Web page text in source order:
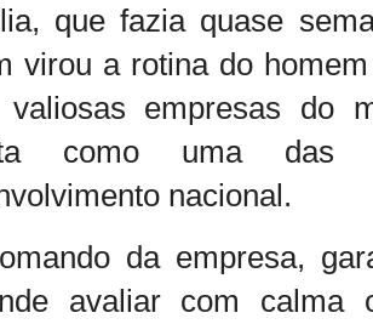
que fazia quase
virou a rotina do
valiosas empresas do
como uma das
nacional.
da empresa,
avaliar com